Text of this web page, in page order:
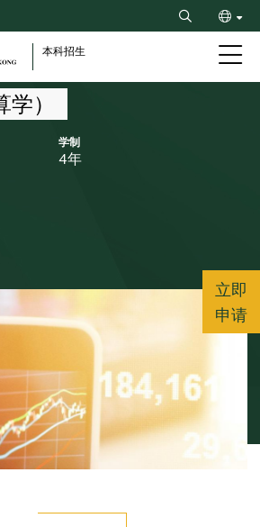
Search
繁
本科招生
）
学制
4年
立即
申请